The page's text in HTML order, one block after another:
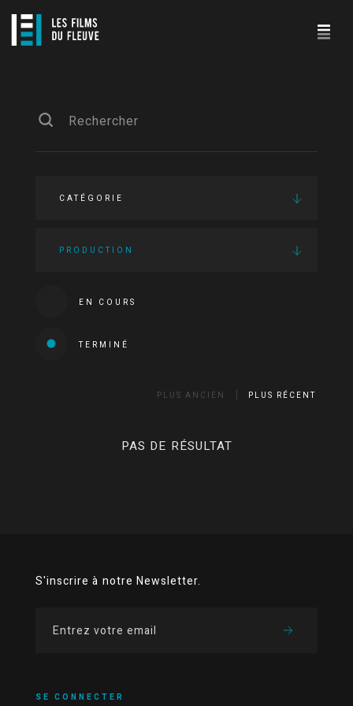
CATÉGORIE
PRODUCTION
EN COURS
TERMINÉ
PLUS ANCIEN PLUS RÉCENT
PAS DE RÉSULTAT
S'inscrire à notre Newsletter.
SE CONNECTER